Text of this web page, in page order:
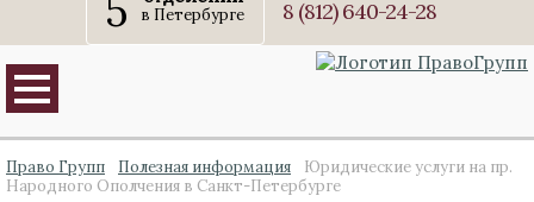
в Петербурге 8 (812) 640-24-28
Право Групп Полезная информация
Юридические услуги на пр.
Народного Ополчения в Санкт-Петербурге